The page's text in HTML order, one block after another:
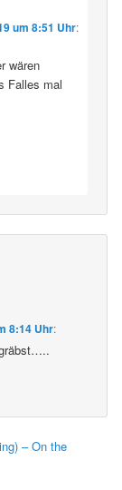
um 8:51 Uhr:
wären
Falles mal
8:14 Uhr:
– On the